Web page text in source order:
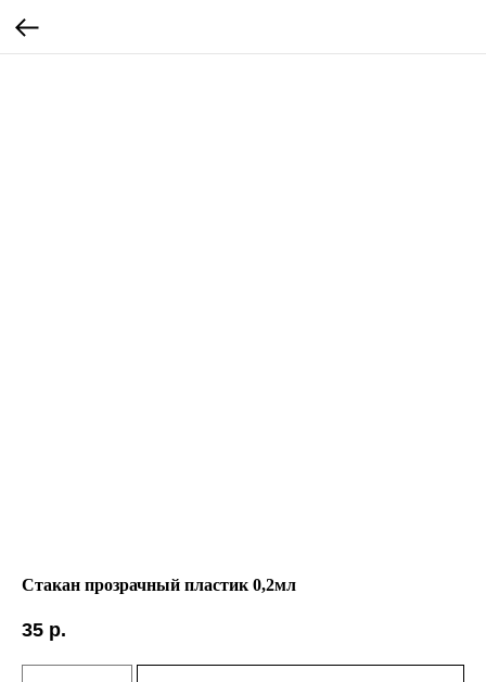
Стакан прозрачный пластик 0,2мл
35 р.